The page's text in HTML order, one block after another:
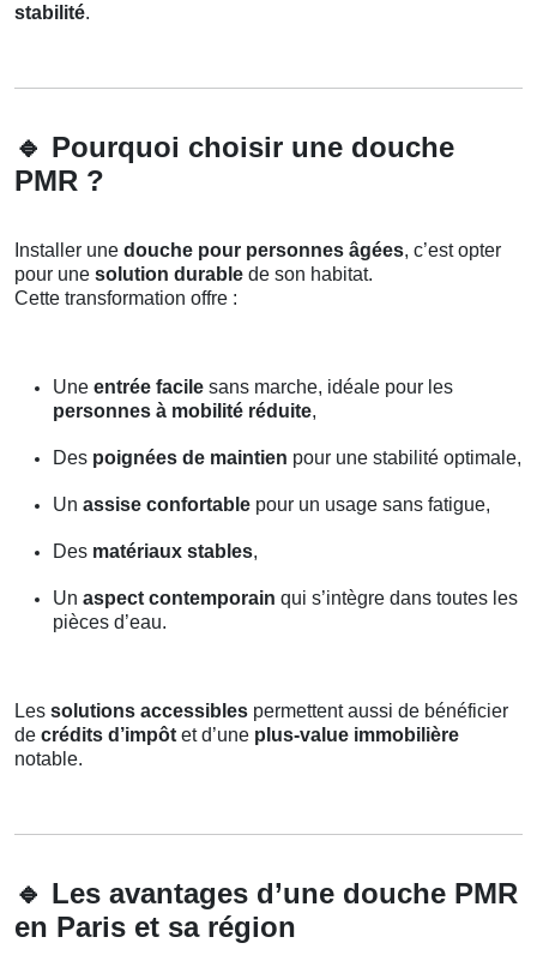
stabilité.
🔹 Pourquoi choisir une douche
PMR ?
Installer une douche pour personnes âgées, c’est opter
pour une solution durable de son habitat.
Cette transformation offre :
Une entrée facile sans marche, idéale pour les
personnes à mobilité réduite,
Des poignées de maintien pour une stabilité optimale,
Un assise confortable pour un usage sans fatigue,
Des matériaux stables,
Un aspect contemporain qui s’intègre dans toutes les
pièces d’eau.
Les solutions accessibles permettent aussi de bénéficier
de crédits d’impôt et d’une plus-value immobilière
notable.
🔹 Les avantages d’une douche PMR
en Paris et sa région